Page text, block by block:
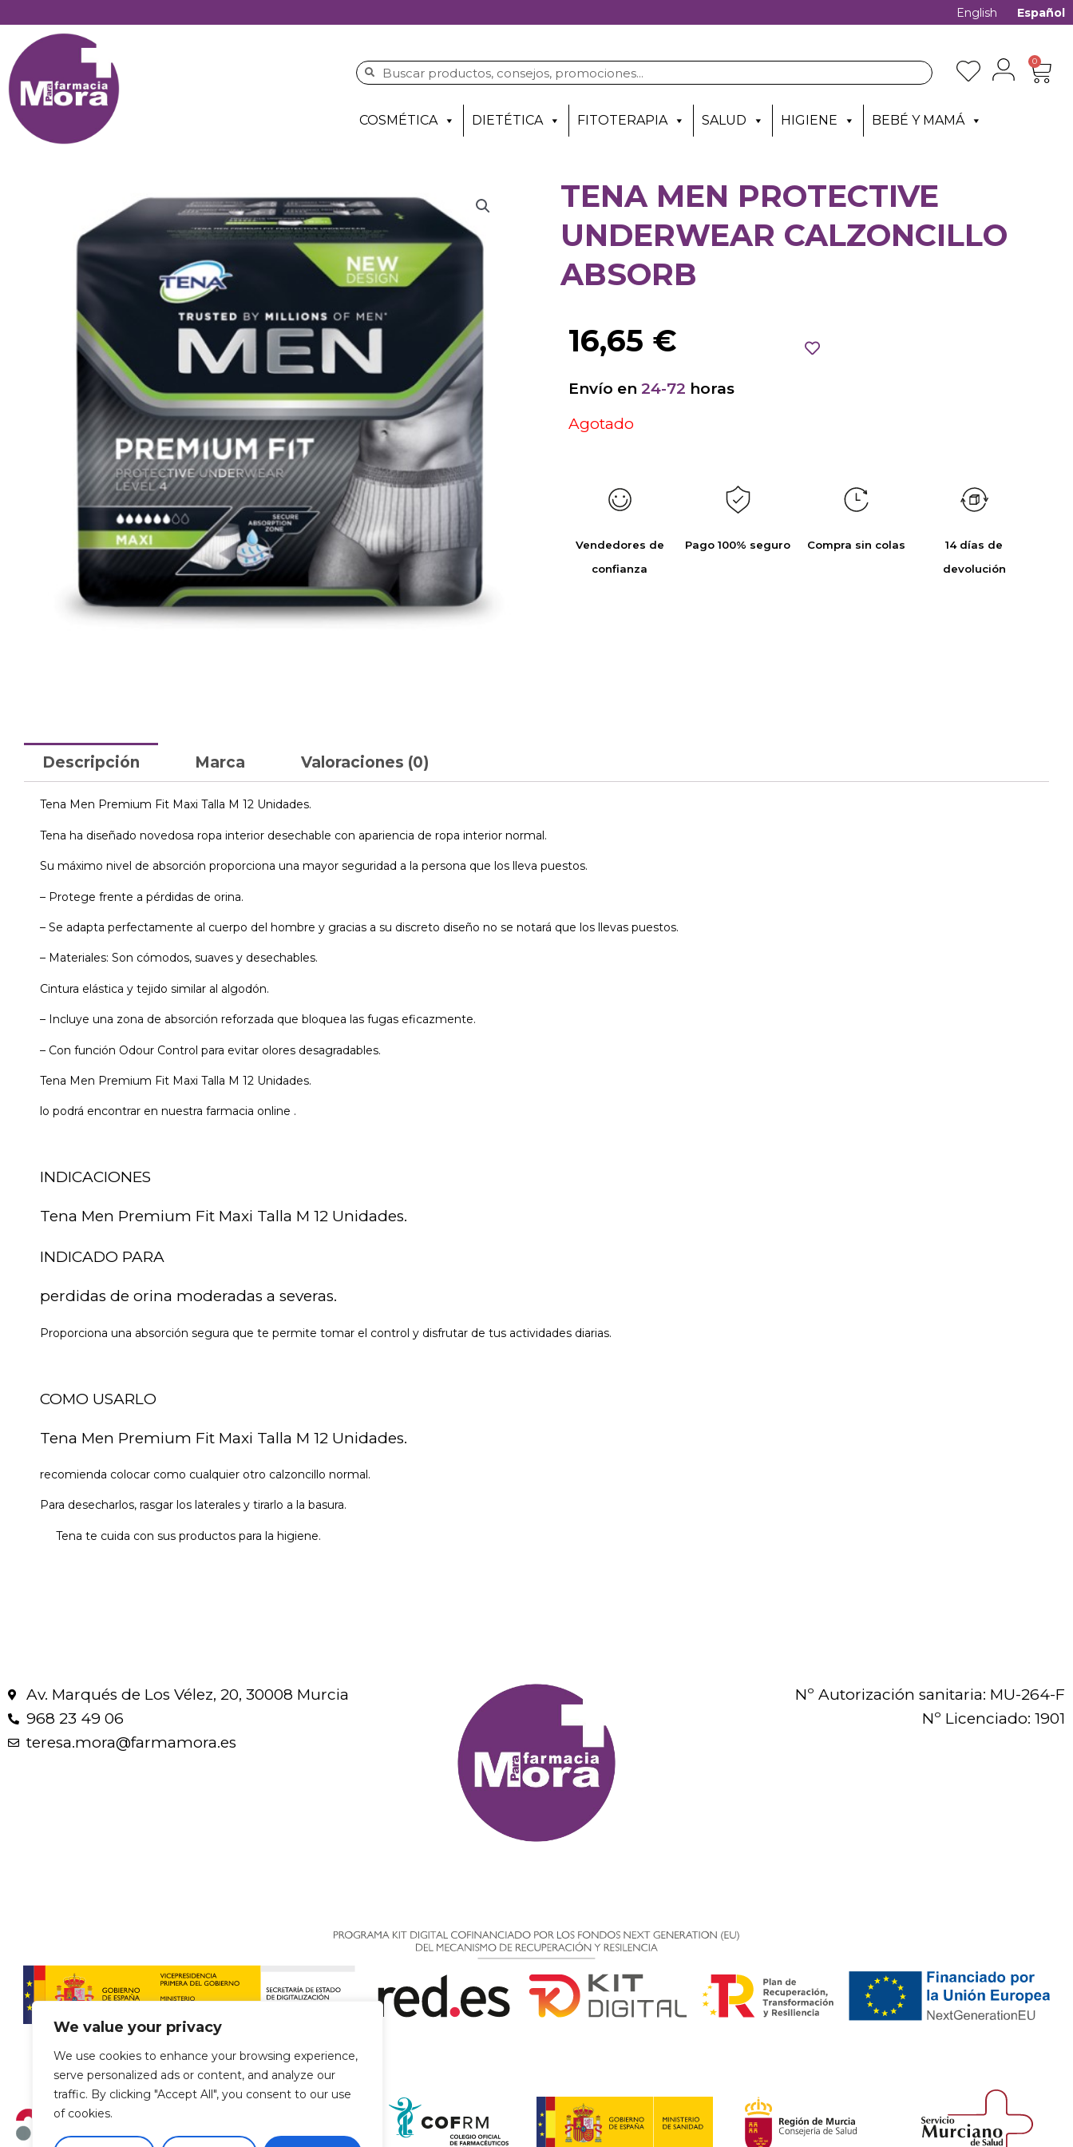
We value your privacy
We use cookies to enhance your browsing experience,
serve personalized ads or content, and analyze our
traffic. By clicking "Accept All", you consent to our use
of cookies.
English Español
0
COSMÉTICA DIETÉTICA FITOTERAPIA SALUD HIGIENE BEBÉ Y MAMÁ
TENA MEN PROTECTIVE
UNDERWEAR CALZONCILLO
ABSORB
16,65 €
Envío en 24-72 horas
Agotado
Vendedores de
confianza
Pago 100% seguro Compra sin colas
14 días de
devolución
Descripción Marca Valoraciones (0)
Tena Men Premium Fit Maxi Talla M 12 Unidades.
Tena ha diseñado novedosa ropa interior desechable con apariencia de ropa interior normal.
Su máximo nivel de absorción proporciona una mayor seguridad a la persona que los lleva puestos.
– Protege frente a pérdidas de orina.
– Se adapta perfectamente al cuerpo del hombre y gracias a su discreto diseño no se notará que los llevas puestos.
– Materiales: Son cómodos, suaves y desechables.
Cintura elástica y tejido similar al algodón.
– Incluye una zona de absorción reforzada que bloquea las fugas eficazmente.
– Con función Odour Control para evitar olores desagradables.
Tena Men Premium Fit Maxi Talla M 12 Unidades.
lo podrá encontrar en nuestra farmacia online .
INDICACIONES
Tena Men Premium Fit Maxi Talla M 12 Unidades.
INDICADO PARA
perdidas de orina moderadas a severas.
Proporciona una absorción segura que te permite tomar el control y disfrutar de tus actividades diarias.
COMO USARLO
Tena Men Premium Fit Maxi Talla M 12 Unidades.
recomienda colocar como cualquier otro calzoncillo normal.
Para desecharlos, rasgar los laterales y tirarlo a la basura.
Tena te cuida con sus productos para la higiene.
Av. Marqués de Los Vélez, 20, 30008 Murcia
968 23 49 06
teresa.mora@farmamora.es
Nº Autorización sanitaria: MU-264-F
Nº Licenciado: 1901